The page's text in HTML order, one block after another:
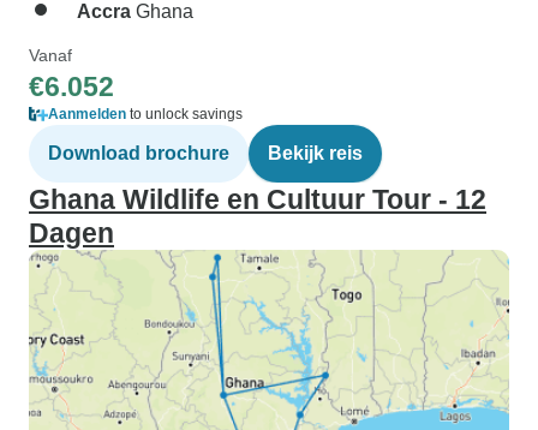
Accra Ghana
Vanaf
€6.052
Aanmelden to unlock savings
Download brochure Bekijk reis
Ghana Wildlife en Cultuur Tour - 12
Dagen